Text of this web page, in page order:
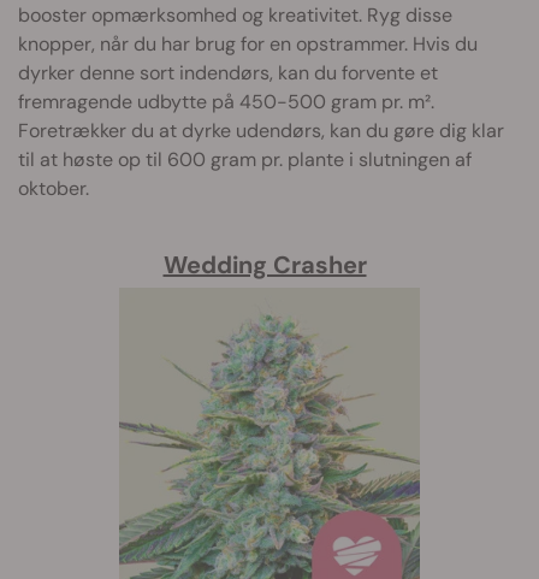
booster opmærksomhed og kreativitet. Ryg disse
knopper, når du har brug for en opstrammer. Hvis du
dyrker denne sort indendørs, kan du forvente et
fremragende udbytte på 450-500 gram pr. m².
Foretrækker du at dyrke udendørs, kan du gøre dig klar
til at høste op til 600 gram pr. plante i slutningen af
oktober.
Wedding Crasher